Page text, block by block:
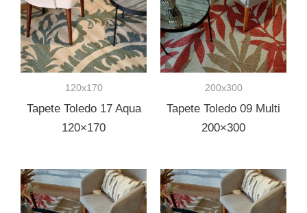
120x170
Tapete Toledo 17 Aqua
120×170
200x300
Tapete Toledo 09 Multi
200×300